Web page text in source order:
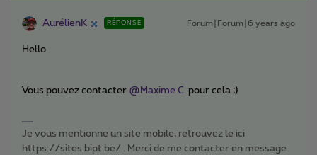
AurélienK RÉPONSE Forum|Forum|6 years ago
Hello
Vous pouvez contacter @Maxime C pour cela ;)
Je vous mentionne un site mobile, retrouvez le ici
https://sites.bipt.be/ . Merci de me contacter en message